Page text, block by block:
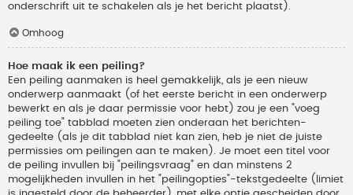
onderschrift uit te schakelen als je het bericht plaatst).
Omhoog
Hoe maak ik een peiling?
Een peiling aanmaken is heel gemakkelijk, als je een nieuw
onderwerp aanmaakt (of het eerste bericht in een onderwerp
bewerkt en als je daar permissie voor hebt) zou je een "voeg
peiling toe" tabblad moeten zien onderaan het berichten-
gedeelte (als je dit tabblad niet kan zien, heb je niet de juiste
permissies om peilingen aan te maken). Je moet een titel voor
de peiling invullen bij "peilingsvraag" en dan minstens 2
mogelijkheden invullen in het "peilingopties"-tekstgedeelte (limiet